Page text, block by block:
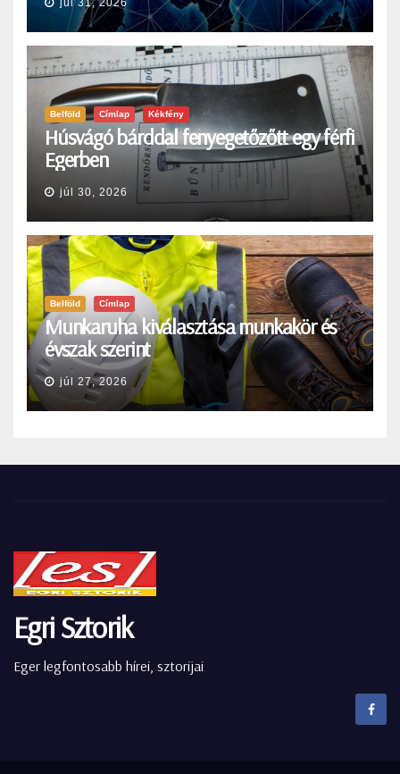
Belföld Címlap Kékfény
Húsvágó bárddal fenyegetőzőtt egy férfi
Egerben
júl 30, 2026
Belföld Címlap
Munkaruha kiválasztása munkakör és
évszak szerint
júl 27, 2026
Egri Sztorik
Eger legfontosabb hírei, sztorijai